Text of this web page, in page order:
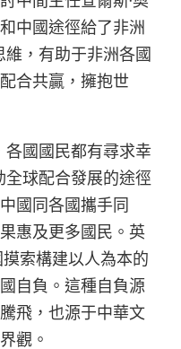
中國途徑給了非洲
，有助于非洲各國
合共贏，擁抱世
各國國民都有尋求幸
全球配合發展的途徑
國同各國攜手同
惠及更多國民。英
索構建以人為本的
自負。這種自負源
飛，也源于中華文
觀。